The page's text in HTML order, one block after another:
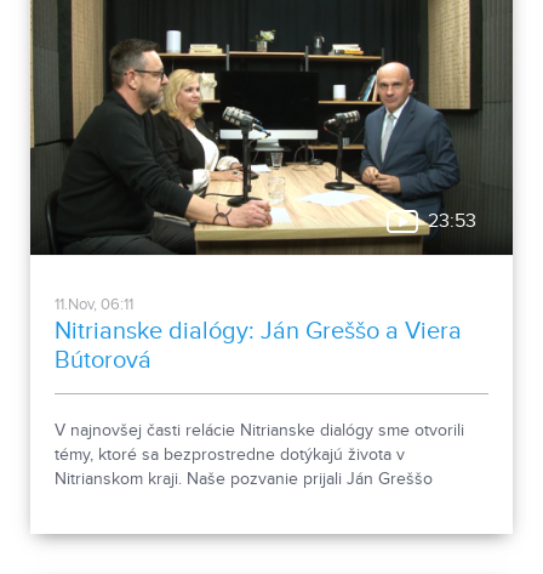
23:53
11.Nov, 06:11
Nitrianske dialógy: Ján Greššo a Viera
Bútorová
V najnovšej časti relácie Nitrianske dialógy sme otvorili
témy, ktoré sa bezprostredne dotýkajú života v
Nitrianskom kraji. Naše pozvanie prijali Ján Greššo